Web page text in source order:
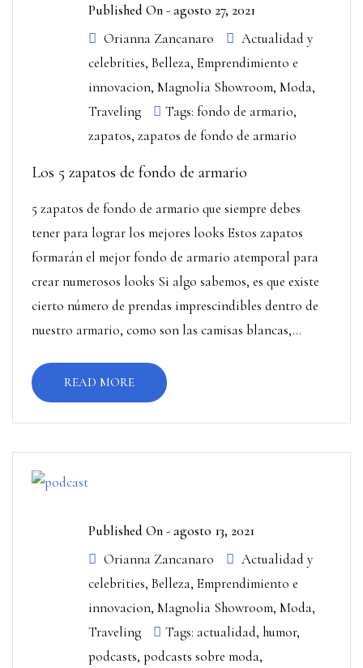
Published On -agosto 27, 2021
Orianna Zancanaro
Actualidad y
celebrities, Belleza, Emprendimiento e
innovacion, Magnolia Showroom, Moda,
Traveling
Tags: fondo de armario,
zapatos, zapatos de fondo de armario
Los 5 zapatos de fondo de armario
5 zapatos de fondo de armario que siempre debes
tener para lograr los mejores looks Estos zapatos
formarán el mejor fondo de armario atemporal para
crear numerosos looks Si algo sabemos, es que existe
cierto número de prendas imprescindibles dentro de
nuestro armario, como son las camisas blancas,...
READ MORE
Published On -agosto 13, 2021
Orianna Zancanaro
Actualidad y
celebrities, Belleza, Emprendimiento e
innovacion, Magnolia Showroom, Moda,
Traveling
Tags: actualidad, humor,
podcasts, podcasts sobre moda,